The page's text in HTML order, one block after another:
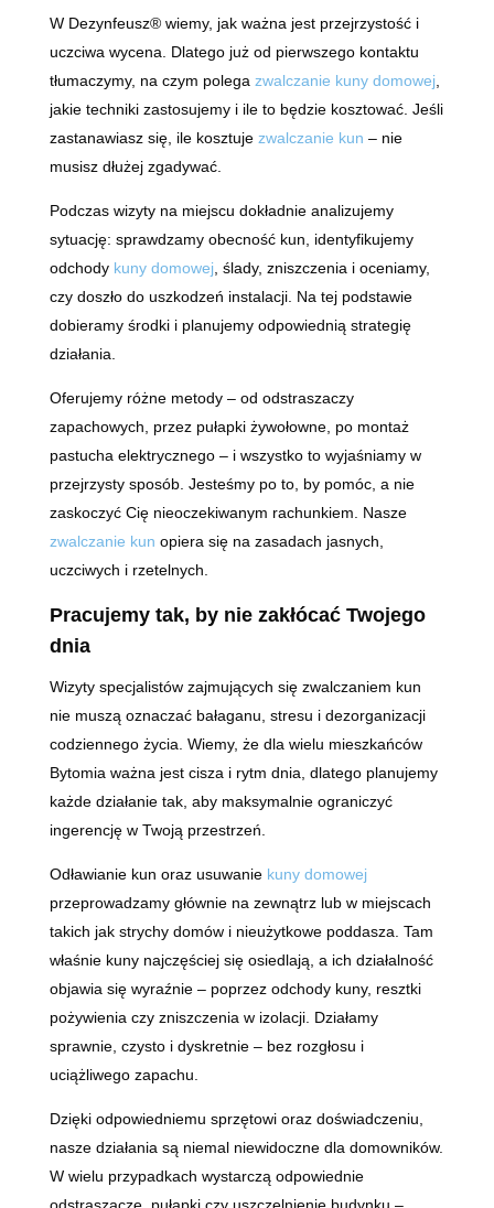
W Dezynfeusz® wiemy, jak ważna jest przejrzystość i
uczciwa wycena. Dlatego już od pierwszego kontaktu
tłumaczymy, na czym polega zwalczanie kuny domowej,
jakie techniki zastosujemy i ile to będzie kosztować. Jeśli
zastanawiasz się, ile kosztuje zwalczanie kun – nie
musisz dłużej zgadywać.
Podczas wizyty na miejscu dokładnie analizujemy
sytuację: sprawdzamy obecność kun, identyfikujemy
odchody kuny domowej, ślady, zniszczenia i oceniamy,
czy doszło do uszkodzeń instalacji. Na tej podstawie
dobieramy środki i planujemy odpowiednią strategię
działania.
Oferujemy różne metody – od odstraszaczy
zapachowych, przez pułapki żywołowne, po montaż
pastucha elektrycznego – i wszystko to wyjaśniamy w
przejrzysty sposób. Jesteśmy po to, by pomóc, a nie
zaskoczyć Cię nieoczekiwanym rachunkiem. Nasze
zwalczanie kun opiera się na zasadach jasnych,
uczciwych i rzetelnych.
Pracujemy tak, by nie zakłócać Twojego
dnia
Wizyty specjalistów zajmujących się zwalczaniem kun
nie muszą oznaczać bałaganu, stresu i dezorganizacji
codziennego życia. Wiemy, że dla wielu mieszkańców
Bytomia ważna jest cisza i rytm dnia, dlatego planujemy
każde działanie tak, aby maksymalnie ograniczyć
ingerencję w Twoją przestrzeń.
Odławianie kun oraz usuwanie kuny domowej
przeprowadzamy głównie na zewnątrz lub w miejscach
takich jak strychy domów i nieużytkowe poddasza. Tam
właśnie kuny najczęściej się osiedlają, a ich działalność
objawia się wyraźnie – poprzez odchody kuny, resztki
pożywienia czy zniszczenia w izolacji. Działamy
sprawnie, czysto i dyskretnie – bez rozgłosu i
uciążliwego zapachu.
Dzięki odpowiedniemu sprzętowi oraz doświadczeniu,
nasze działania są niemal niewidoczne dla domowników.
W wielu przypadkach wystarczą odpowiednie